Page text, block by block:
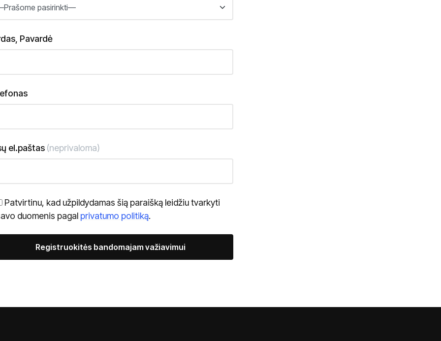
Pavardė
el.paštas (neprivaloma)
Patvirtinu, kad užpildydamas šią paraišką leidžiu tvarkyti
duomenis pagal privatumo politiką.